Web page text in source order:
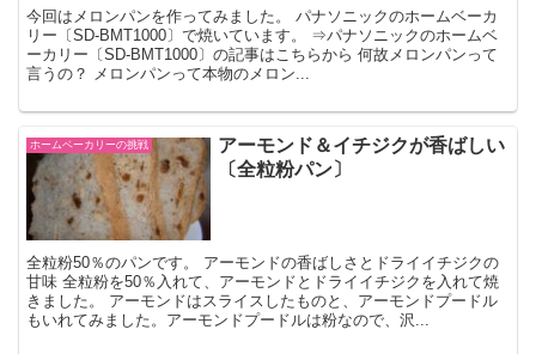
今回はメロンパンを作ってみました。 パナソニックのホームベーカ
リー〔SD-BMT1000〕で焼いています。 ⇒パナソニックのホームベ
ーカリー〔SD-BMT1000〕の記事はこちらから 何故メロンパンって
言うの？ メロンパンって本物のメロン...
ホームベーカリーの挑戦
アーモンド＆イチジクが香ばしい
〔全粒粉パン〕
全粒粉50％のパンです。 アーモンドの香ばしさとドライイチジクの
甘味 全粒粉を50％入れて、アーモンドとドライイチジクを入れて焼
きました。 アーモンドはスライスしたものと、アーモンドプードル
もいれてみました。アーモンドプードルは粉なので、沢...